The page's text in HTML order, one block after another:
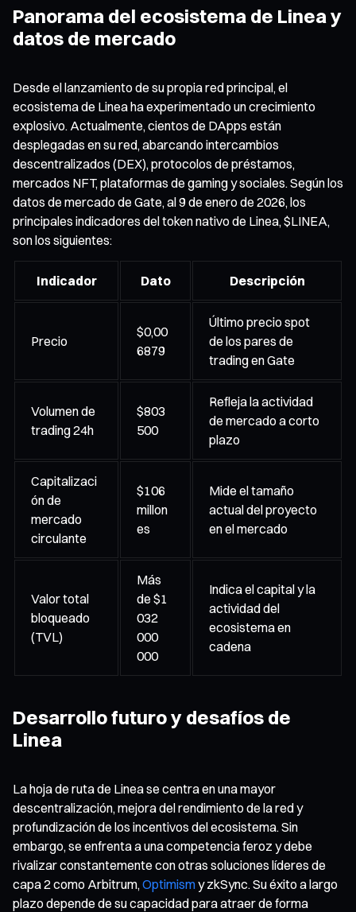
Panorama del ecosistema de Linea y
datos de mercado
Desde el lanzamiento de su propia red principal, el
ecosistema de Linea ha experimentado un crecimiento
explosivo. Actualmente, cientos de DApps están
desplegadas en su red, abarcando intercambios
descentralizados (DEX), protocolos de préstamos,
mercados NFT, plataformas de gaming y sociales. Según los
datos de mercado de Gate, al 9 de enero de 2026, los
principales indicadores del token nativo de Linea, $LINEA,
son los siguientes:
Indicador Dato Descripción
Precio
$0,00
6879
Último precio spot
de los pares de
trading en Gate
Volumen de
trading 24h
$803
500
Refleja la actividad
de mercado a corto
plazo
Capitalizaci
ón de
mercado
circulante
$106
millon
es
Mide el tamaño
actual del proyecto
en el mercado
Valor total
bloqueado
(TVL)
Más
de $1
032
000
000
Indica el capital y la
actividad del
ecosistema en
cadena
Desarrollo futuro y desafíos de
Linea
La hoja de ruta de Linea se centra en una mayor
descentralización, mejora del rendimiento de la red y
profundización de los incentivos del ecosistema. Sin
embargo, se enfrenta a una competencia feroz y debe
rivalizar constantemente con otras soluciones líderes de
capa 2 como Arbitrum, Optimismy zkSync. Su éxito a largo
plazo depende de su capacidad para atraer de forma